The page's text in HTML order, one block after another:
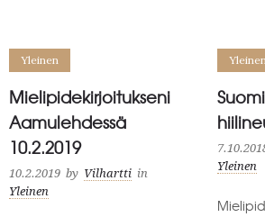
Yleinen
Mielipidekirjoitukseni
Aamulehdessä
10.2.2019
10.2.2019 by Vilhartti in
Yleinen
Yleinen